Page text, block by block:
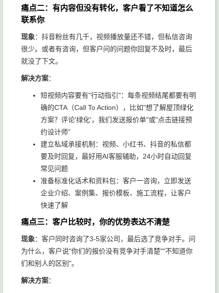
痛点二：有内容但没有转化，客户看了不知道怎么
联系你
现象：抖音粉丝有几千，视频播放量还不错，但私信咨询
很少。或者有咨询，但客户问的问题你回复不及时，最后
就没了下文。
解决方案：
短视频内容要有"行动指引"：每条视频结尾都要有明
确的CTA（Call To Action），比如"想了解屋顶绿化
方案？评论'绿化'，我们发送报价单"或"点击链接预
约设计师"
建立私域承接机制：视频、小红书、抖音的私信都
要及时回复，最好用AI客服辅助，24小时自动回复
常见问题
准备标准化话术和资料包：客户一咨询，立即发送
企业介绍、案例集、报价模板、施工流程，让客户
快速了解
痛点三：客户比较时，你的优势表达不清楚
现象：客户同时咨询了3-5家公司，最后选了竞争对手。问
为什么，客户说"你们的报价没有竞争对手清楚""不知道你
们和别人的区别"。
解决方案：